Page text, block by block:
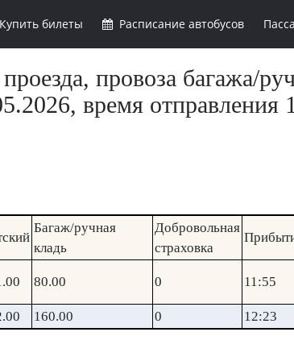
Купить билеты Расписание автобусов
провоза багажа/
время отправления
Багаж/ручная
кладь
Добровольная
страховка
80.00 0 11:55
160.00 0 12:23